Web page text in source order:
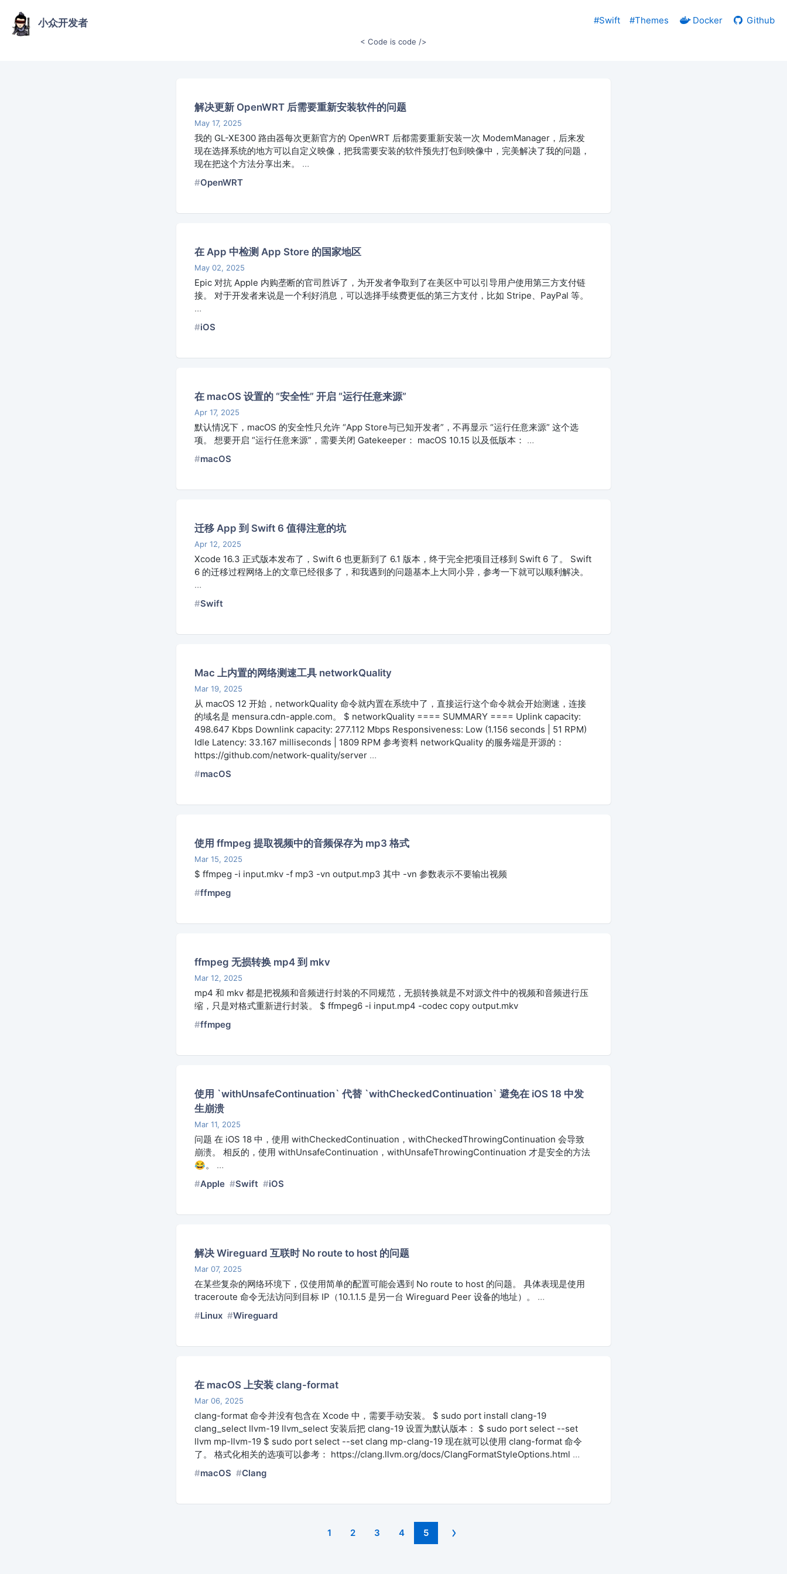
小众开发者 #Swift #Themes Docker Github
< Code is code />
解决更新 OpenWRT 后需要重新安装软件的问题
May 17, 2025
我的 GL-XE300 路由器每次更新官方的 OpenWRT 后都需要重新安装一次 ModemManager，后来发
现在选择系统的地方可以自定义映像，把我需要安装的软件预先打包到映像中，完美解决了我的问题，
现在把这个方法分享出来。 …
OpenWRT
在 App 中检测 App Store 的国家地区
May 02, 2025
Epic 对抗 Apple 内购垄断的官司胜诉了，为开发者争取到了在美区中可以引导用户使用第三方支付链
接。 对于开发者来说是一个利好消息，可以选择手续费更低的第三方支付，比如 Stripe、PayPal 等。
…
iOS
在 macOS 设置的 “安全性” 开启 “运行任意来源”
Apr 17, 2025
默认情况下，macOS 的安全性只允许 “App Store与已知开发者”，不再显示 “运行任意来源” 这个选
项。 想要开启 “运行任意来源”，需要关闭 Gatekeeper： macOS 10.15 以及低版本： …
macOS
迁移 App 到 Swift 6 值得注意的坑
Apr 12, 2025
Xcode 16.3 正式版本发布了，Swift 6 也更新到了 6.1 版本，终于完全把项目迁移到 Swift 6 了。 Swift
6 的迁移过程网络上的文章已经很多了，和我遇到的问题基本上大同小异，参考一下就可以顺利解决。
…
Swift
Mac 上内置的网络测速工具 networkQuality
Mar 19, 2025
从 macOS 12 开始，networkQuality 命令就内置在系统中了，直接运行这个命令就会开始测速，连接
的域名是 mensura.cdn-apple.com。 $ networkQuality ==== SUMMARY ==== Uplink capacity:
498.647 Kbps Downlink capacity: 277.112 Mbps Responsiveness: Low (1.156 seconds | 51 RPM)
Idle Latency: 33.167 milliseconds | 1809 RPM 参考资料 networkQuality 的服务端是开源的：
https://github.com/network-quality/server …
macOS
使用 ffmpeg 提取视频中的音频保存为 mp3 格式
Mar 15, 2025
$ ffmpeg -i input.mkv -f mp3 -vn output.mp3 其中 -vn 参数表示不要输出视频
ffmpeg
ffmpeg 无损转换 mp4 到 mkv
Mar 12, 2025
mp4 和 mkv 都是把视频和音频进行封装的不同规范，无损转换就是不对源文件中的视频和音频进行压
缩，只是对格式重新进行封装。 $ ffmpeg6 -i input.mp4 -codec copy output.mkv
ffmpeg
使用 `withUnsafeContinuation` 代替 `withCheckedContinuation` 避免在 iOS 18 中发
生崩溃
Mar 11, 2025
问题 在 iOS 18 中，使用 withCheckedContinuation，withCheckedThrowingContinuation 会导致
崩溃。 相反的，使用 withUnsafeContinuation，withUnsafeThrowingContinuation 才是安全的方法
😂。 …
Apple
Swift iOS
解决 Wireguard 互联时 No route to host 的问题
Mar 07, 2025
在某些复杂的网络环境下，仅使用简单的配置可能会遇到 No route to host 的问题。 具体表现是使用
traceroute 命令无法访问到目标 IP（10.1.1.5 是另一台 Wireguard Peer 设备的地址）。 …
Linux
Wireguard
在 macOS 上安装 clang-format
Mar 06, 2025
clang-format 命令并没有包含在 Xcode 中，需要手动安装。 $ sudo port install clang-19
clang_select llvm-19 llvm_select 安装后把 clang-19 设置为默认版本： $ sudo port select --set
llvm mp-llvm-19 $ sudo port select --set clang mp-clang-19 现在就可以使用 clang-format 命令
了。 格式化相关的选项可以参考： https://clang.llvm.org/docs/ClangFormatStyleOptions.html …
macOS
Clang
1 2 3 4 5